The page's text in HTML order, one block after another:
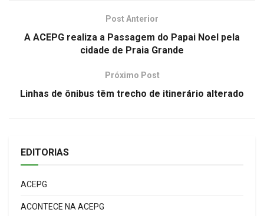
Post Anterior
A ACEPG realiza a Passagem do Papai Noel pela
cidade de Praia Grande
Próximo Post
Linhas de ônibus têm trecho de itinerário alterado
EDITORIAS
ACEPG
ACONTECE NA ACEPG